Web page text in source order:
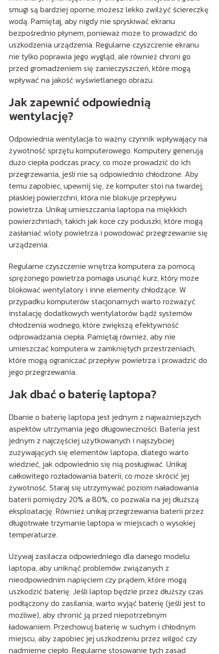
smugi są bardziej oporne, możesz lekko zwilżyć ściereczkę
wodą. Pamiętaj, aby nigdy nie spryskiwać ekranu
bezpośrednio płynem, ponieważ może to prowadzić do
uszkodzenia urządzenia. Regularne czyszczenie ekranu
nie tylko poprawia jego wygląd, ale również chroni go
przed gromadzeniem się zanieczyszczeń, które mogą
wpływać na jakość wyświetlanego obrazu.
Jak zapewnić odpowiednią
wentylację?
Odpowiednia wentylacja to ważny czynnik wpływający na
żywotność sprzętu komputerowego. Komputery generują
dużo ciepła podczas pracy, co może prowadzić do ich
przegrzewania, jeśli nie są odpowiednio chłodzone. Aby
temu zapobiec, upewnij się, że komputer stoi na twardej,
płaskiej powierzchni, która nie blokuje przepływu
powietrza. Unikaj umieszczania laptopa na miękkich
powierzchniach, takich jak koce czy poduszki, które mogą
zasłaniać wloty powietrza i powodować przegrzewanie się
urządzenia.
Regularne czyszczenie wnętrza komputera za pomocą
sprężonego powietrza pomaga usunąć kurz, który może
blokować wentylatory i inne elementy chłodzące. W
przypadku komputerów stacjonarnych warto rozważyć
instalację dodatkowych wentylatorów bądź systemów
chłodzenia wodnego, które zwiększą efektywność
odprowadzania ciepła. Pamiętaj również, aby nie
umieszczać komputera w zamkniętych przestrzeniach,
które mogą ograniczać przepływ powietrza i prowadzić do
jego przegrzewania.
Jak dbać o baterię laptopa?
Dbanie o baterię laptopa jest jednym z najważniejszych
aspektów utrzymania jego długowieczności. Bateria jest
jednym z najczęściej użytkowanych i najszybciej
zużywających się elementów laptopa, dlatego warto
wiedzieć, jak odpowiednio się nią posługiwać. Unikaj
całkowitego rozładowania baterii, co może skrócić jej
żywotność. Staraj się utrzymywać poziom naładowania
baterii pomiędzy 20% a 80%, co pozwala na jej dłuższą
eksploatację. Również unikaj przegrzewania baterii przez
długotrwałe trzymanie laptopa w miejscach o wysokiej
temperaturze.
Używaj zasilacza odpowiedniego dla danego modelu
laptopa, aby uniknąć problemów związanych z
nieodpowiednim napięciem czy prądem, które mogą
uszkodzić baterię. Jeśli laptop będzie przez dłuższy czas
podłączony do zasilania, warto wyjąć baterię (jeśli jest to
możliwe), aby chronić ją przed niepotrzebnym
ładowaniem. Przechowuj baterię w suchym i chłodnym
miejscu, aby zapobiec jej uszkodzeniu przez wilgoć czy
nadmierne ciepło. Regularne stosowanie tych zasad